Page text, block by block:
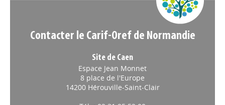
Contacter le Carif-Oref de Normandie
Site de Caen
Espace Jean Monnet
8 place de l'Europe
14200 Hérouville-Saint-Clair